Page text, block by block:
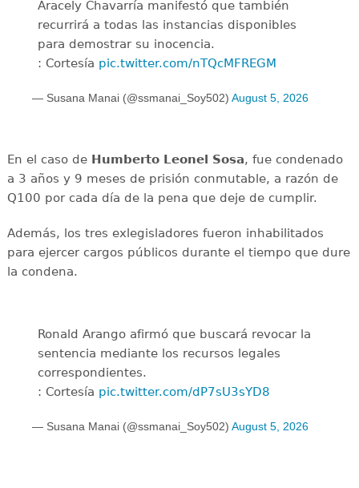
Aracely Chavarría manifestó que también
recurrirá a todas las instancias disponibles
para demostrar su inocencia.
: Cortesía pic.twitter.com/nTQcMFREGM
— Susana Manai (@ssmanai_Soy502) August 5, 2026
En el caso de Humberto Leonel Sosa, fue condenado
a 3 años y 9 meses de prisión conmutable, a razón de
Q100 por cada día de la pena que deje de cumplir.
Además, los tres exlegisladores fueron inhabilitados
para ejercer cargos públicos durante el tiempo que dure
la condena.
Ronald Arango afirmó que buscará revocar la
sentencia mediante los recursos legales
correspondientes.
: Cortesía pic.twitter.com/dP7sU3sYD8
— Susana Manai (@ssmanai_Soy502) August 5, 2026